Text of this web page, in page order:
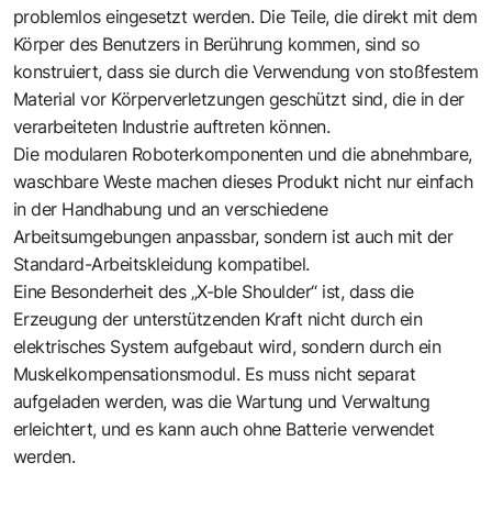
problemlos eingesetzt werden. Die Teile, die direkt mit dem
Körper des Benutzers in Berührung kommen, sind so
konstruiert, dass sie durch die Verwendung von stoßfestem
Material vor Körperverletzungen geschützt sind, die in der
verarbeiteten Industrie auftreten können.
Die modularen Roboterkomponenten und die abnehmbare,
waschbare Weste machen dieses Produkt nicht nur einfach
in der Handhabung und an verschiedene
Arbeitsumgebungen anpassbar, sondern ist auch mit der
Standard-Arbeitskleidung kompatibel.
Eine Besonderheit des „X-ble Shoulder“ ist, dass die
Erzeugung der unterstützenden Kraft nicht durch ein
elektrisches System aufgebaut wird, sondern durch ein
Muskelkompensationsmodul. Es muss nicht separat
aufgeladen werden, was die Wartung und Verwaltung
erleichtert, und es kann auch ohne Batterie verwendet
werden.